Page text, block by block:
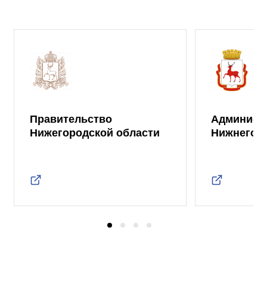
Правительство
Нижегородской области
Нижнего